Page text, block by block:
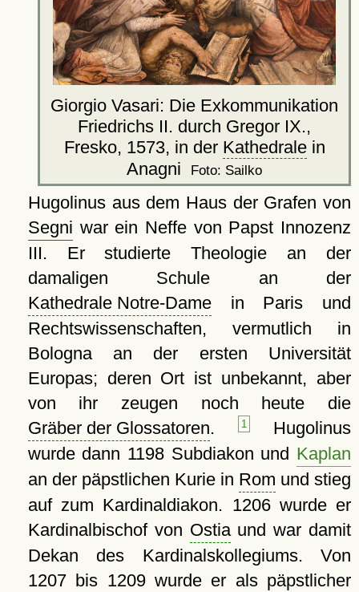
Giorgio Vasari: Die Exkommunikation
Friedrichs II. durch Gregor IX.,
Fresko, 1573, in der Kathedralein
Anagni
Foto: Sailko
Hugolinus aus dem Haus der Grafen von
Segni war ein Neffe von Papst Innozenz
III. Er studierte Theologie an der
damaligen Schule an der
Kathedrale Notre-Damein Paris und
Rechtswissenschaften, vermutlich in
Bologna an der ersten Universität
Europas; deren Ort ist unbekannt, aber
von ihr zeugen noch heute die
Gräber der Glossatoren. 1 Hugolinus
wurde dann 1198 Subdiakon und Kaplan
an der päpstlichen Kurie in Rom und stieg
auf zum Kardinaldiakon. 1206 wurde er
Kardinalbischof von Ostiaund war damit
Dekan des Kardinalskollegiums. Von
1207 bis 1209 wurde er als päpstlicher